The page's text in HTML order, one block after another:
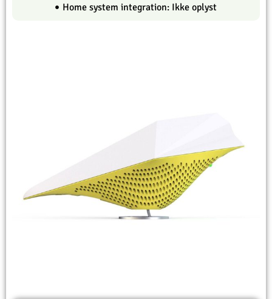
Home system integration: Ikke oplyst